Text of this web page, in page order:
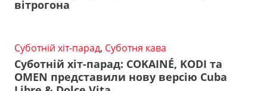
вітрогона
Суботній хіт-парад, Суботня кава
Суботній хіт-парад: COKAINÉ, KODI та
OMEN представили нову версію Cuba